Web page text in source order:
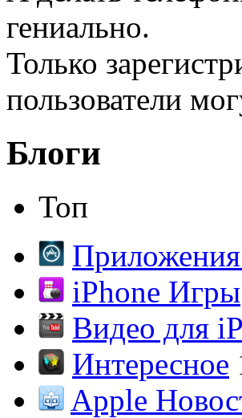
гениально.
Только
пользователи
Блоги
Топ
iPhone Игры
Видео для
Интересное
Apple